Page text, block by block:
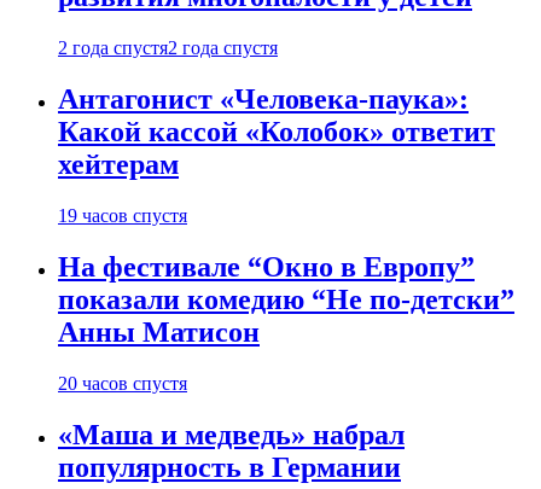
2 года спустя2 года спустя
Антагонист «Человека-паука»:
Какой кассой «Колобок» ответит
хейтерам
19 часов спустя
На фестивале “Окно в Европу”
показали комедию “Не по-детски”
Анны Матисон
20 часов спустя
«Маша и медведь» набрал
популярность в Германии